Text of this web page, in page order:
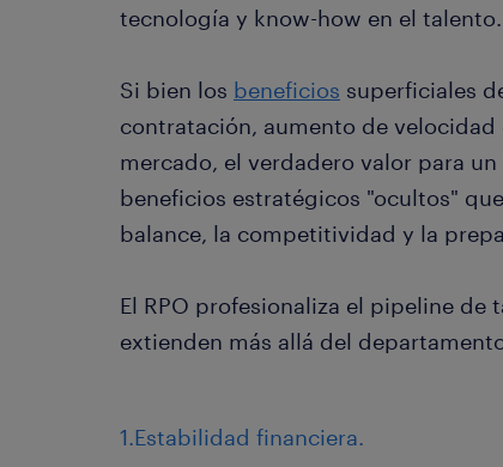
tecnología y know-how en el talento.
Si bien los beneficios superficiales
contratación, aumento de
mercado, el verdadero valor para
beneficios estratégicos "ocultos"
balance, la competitividad y la
El RPO profesionaliza el pipeline de
extienden más allá del
1.Estabilidad financiera.